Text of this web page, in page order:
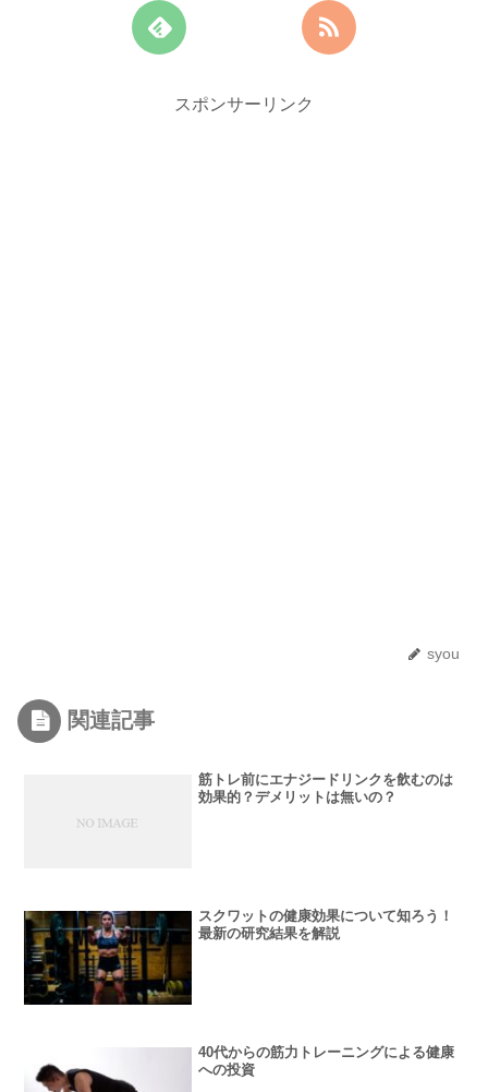
スポンサーリンク
syou
関連記事
筋トレ前にエナジードリンクを飲むのは
効果的？デメリットは無いの？
スクワットの健康効果について知ろう！
最新の研究結果を解説
40代からの筋力トレーニングによる健康
への投資